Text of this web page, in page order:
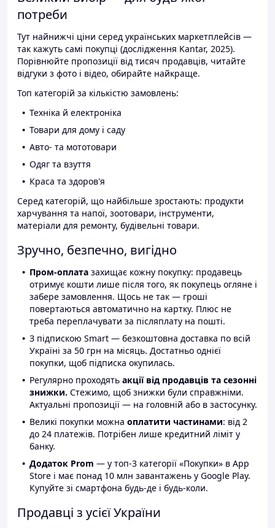
потреби
Тут найнижчі ціни серед українських маркетплейсів —
так кажуть самі покупці (дослідження Kantar, 2025).
Порівнюйте пропозиції від тисяч продавців, читайте
відгуки з фото і відео, обирайте найкраще.
Топ категорій за кількістю замовлень:
Техніка й електроніка
Товари для дому і саду
Авто- та мототовари
Одяг та взуття
Краса та здоров'я
Серед категорій, що найбільше зростають: продукти
харчування та напої, зоотовари, інструменти,
матеріали для ремонту, будівельні товари.
Зручно, безпечно, вигідно
Пром-оплата захищає кожну покупку: продавець
отримує кошти лише після того, як покупець огляне і
забере замовлення. Щось не так — гроші
повертаються автоматично на картку. Плюс не
треба переплачувати за післяплату на пошті.
З підпискою Smart — безкоштовна доставка по всій
Україні за 50 грн на місяць. Достатньо однієї
покупки, щоб підписка окупилась.
Регулярно проходять акції від продавців та сезонні
знижки. Стежимо, щоб знижки були справжніми.
Актуальні пропозиції — на головній або в застосунку.
Великі покупки можна оплатити частинами: від 2
до 24 платежів. Потрібен лише кредитний ліміт у
банку.
Додаток Prom — у топ-3 категорії «Покупки» в App
Store і має понад 10 млн завантажень у Google Play.
Купуйте зі смартфона будь-де і будь-коли.
Продавці з усієї України